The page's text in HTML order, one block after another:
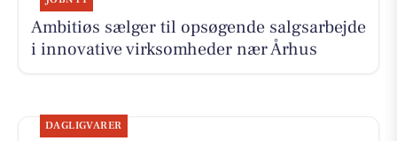
Ambitiøs sælger til opsøgende salgsarbejde
i innovative virksomheder nær Århus
DAGLIGVARER